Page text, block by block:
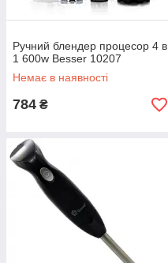
Ручний блендер процесор 4 в
1 600w Besser 10207
Немає в наявності
784 ₴